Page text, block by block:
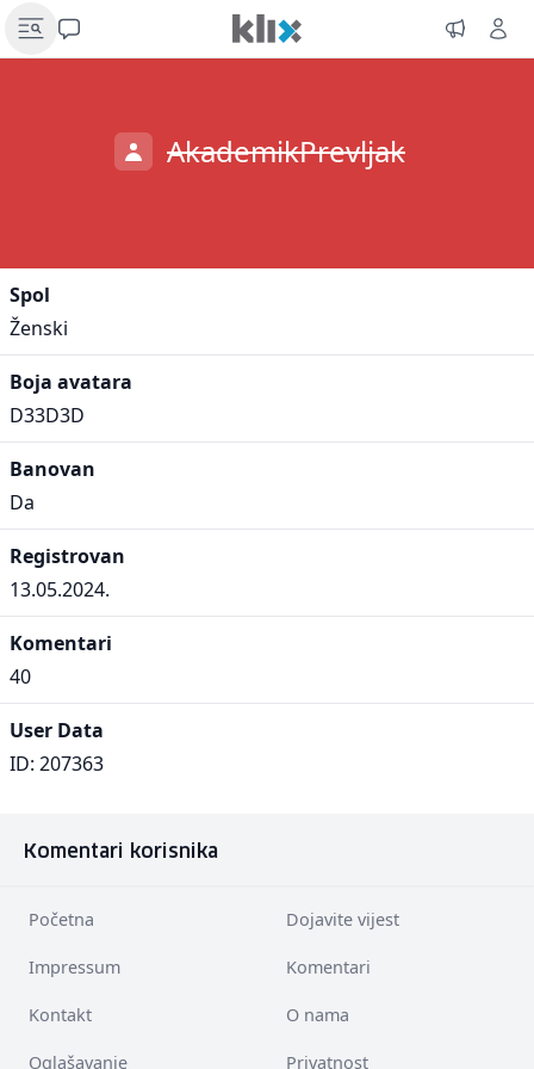
AkademikPrevljak
Spol
Ženski
Boja avatara
D33D3D
Banovan
Da
Registrovan
13.05.2024.
Komentari
40
User Data
ID: 207363
Komentari korisnika
Početna Dojavite vijest
Impressum Komentari
Kontakt O nama
Oglašavanje Privatnost